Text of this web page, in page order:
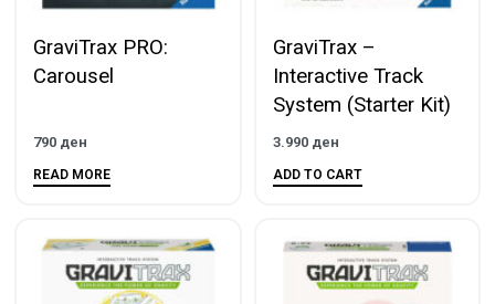
GraviTrax PRO:
Carousel
790 ден
READ MORE
GraviTrax –
Interactive Track
System (Starter Kit)
3.990 ден
ADD TO CART